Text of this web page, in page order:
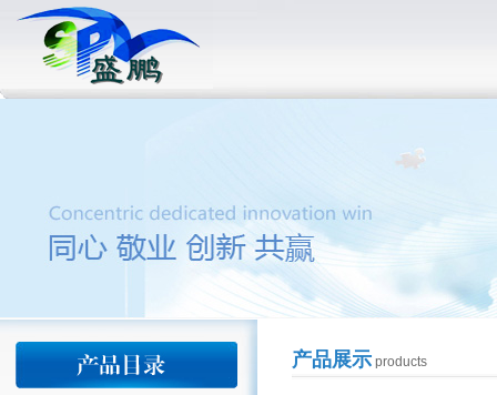
产品展示products